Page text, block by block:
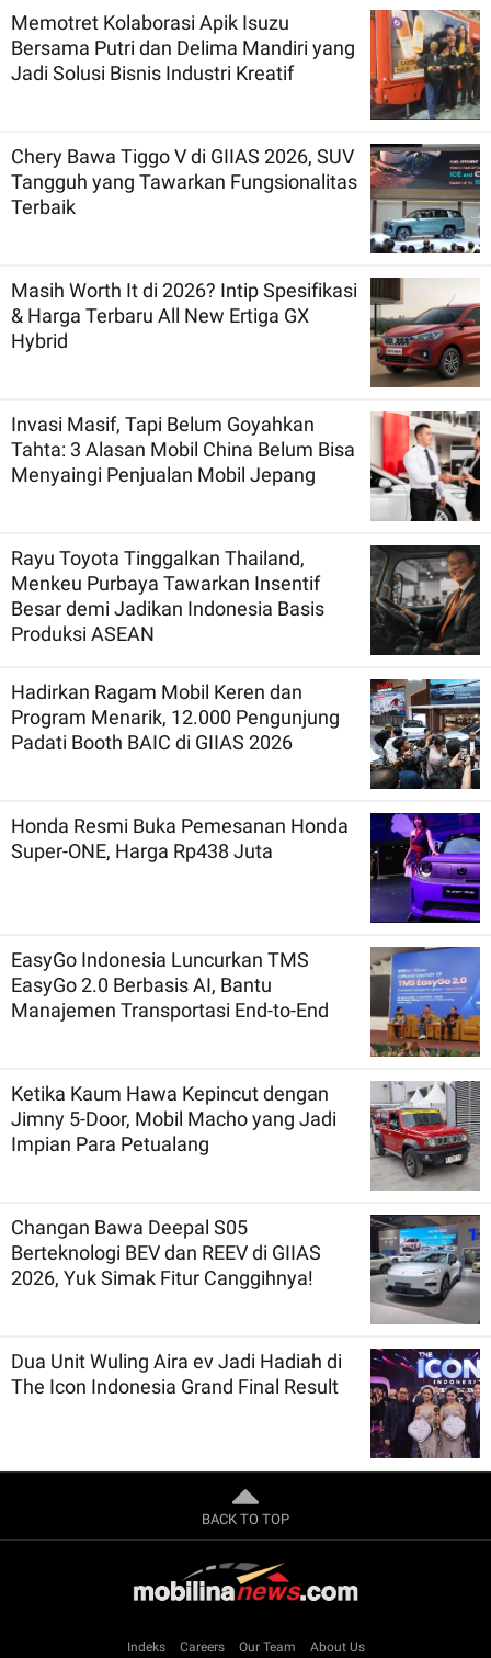
Memotret Kolaborasi Apik Isuzu
Bersama Putri dan Delima Mandiri yang
Jadi Solusi Bisnis Industri Kreatif
Chery Bawa Tiggo V di GIIAS 2026, SUV
Tangguh yang Tawarkan Fungsionalitas
Terbaik
Masih Worth It di 2026? Intip Spesifikasi
& Harga Terbaru All New Ertiga GX
Hybrid
Invasi Masif, Tapi Belum Goyahkan
Tahta: 3 Alasan Mobil China Belum Bisa
Menyaingi Penjualan Mobil Jepang
Rayu Toyota Tinggalkan Thailand,
Menkeu Purbaya Tawarkan Insentif
Besar demi Jadikan Indonesia Basis
Produksi ASEAN
Hadirkan Ragam Mobil Keren dan
Program Menarik, 12.000 Pengunjung
Padati Booth BAIC di GIIAS 2026
Honda Resmi Buka Pemesanan Honda
Super-ONE, Harga Rp438 Juta
EasyGo Indonesia Luncurkan TMS
EasyGo 2.0 Berbasis AI, Bantu
Manajemen Transportasi End-to-End
Ketika Kaum Hawa Kepincut dengan
Jimny 5-Door, Mobil Macho yang Jadi
Impian Para Petualang
Changan Bawa Deepal S05
Berteknologi BEV dan REEV di GIIAS
2026, Yuk Simak Fitur Canggihnya!
Dua Unit Wuling Aira ev Jadi Hadiah di
The Icon Indonesia Grand Final Result
BACK TO TOP
Indeks Careers Our Team About Us